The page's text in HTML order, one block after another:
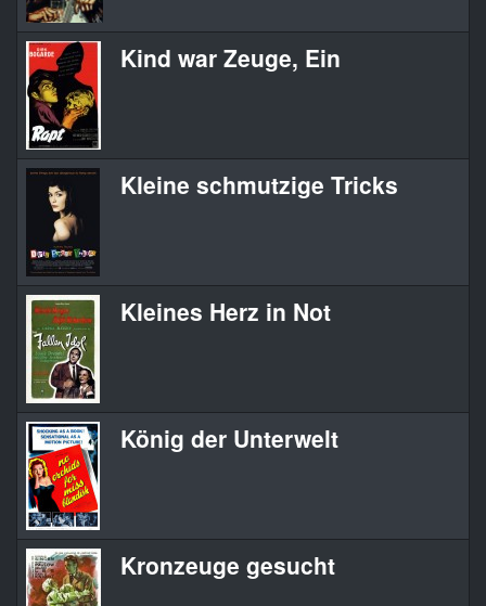
Kind war Zeuge, Ein
Kleine schmutzige Tricks
Kleines Herz in Not
König der Unterwelt
Kronzeuge gesucht